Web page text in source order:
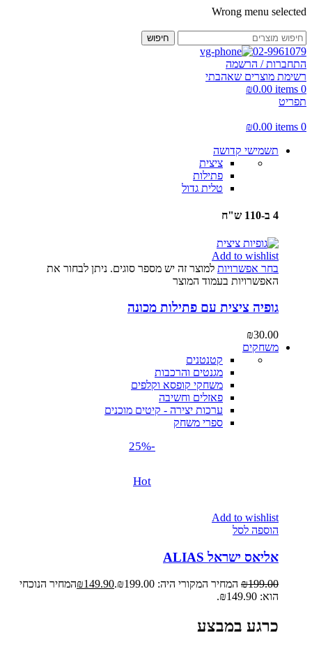
Wrong menu selected
חיפוש
02-9961079
התחברות / הרשמה
רשימת מוצרים שאהבתי
0
items
₪0.00
תפריט
0
items
₪0.00
תשמישי קדושה
ציצית
פתילות
טלית גדול
4 ב-110 ש"ח
Add to wishlist
בחר אפשרויות למוצר זה יש מספר סוגים. ניתן לבחור את
האפשרויות בעמוד המוצר
גופיה ציצית עם פתילות מכונה
₪30.00
משחקים
קטנטנים
מגנטים והרכבות
משחקי קופסא וקלפים
פאזלים וחשיבה
ערכות יצירה - קיטים מוכנים
ספרי משחק
-25%
Hot
Add to wishlist
הוספה לסל
אליאס ישראל ALIAS
₪199.00 המחיר המקורי היה: ₪199.00. ₪149.90
המחיר הנוכחי
הוא: ₪149.90.
כרגע במבצע